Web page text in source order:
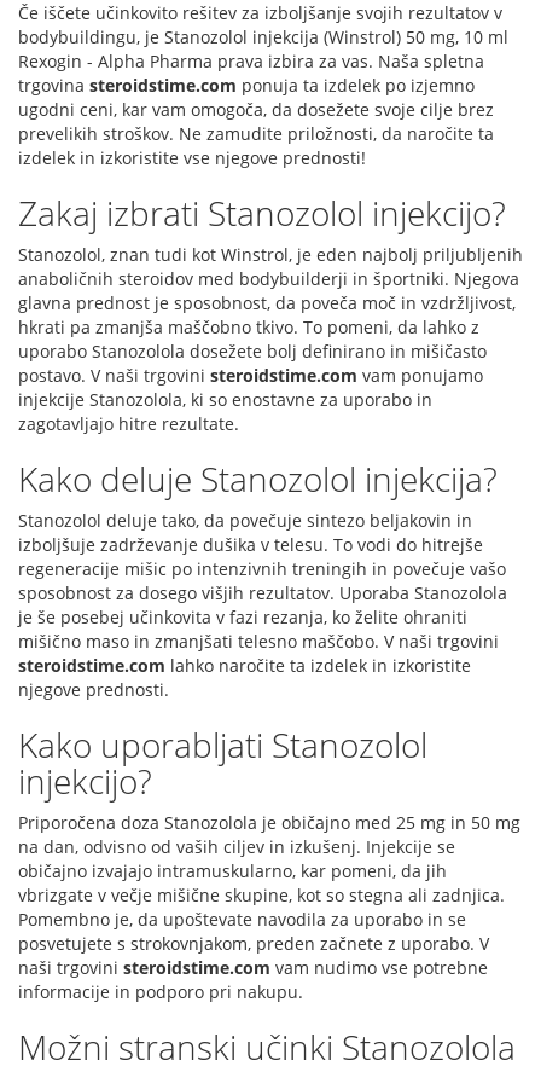
Če iščete učinkovito rešitev za izboljšanje svojih rezultatov v
bodybuildingu, je Stanozolol injekcija (Winstrol) 50 mg, 10 ml
Rexogin - Alpha Pharma prava izbira za vas. Naša spletna
trgovina steroidstime.com ponuja ta izdelek po izjemno
ugodni ceni, kar vam omogoča, da dosežete svoje cilje brez
prevelikih stroškov. Ne zamudite priložnosti, da naročite ta
izdelek in izkoristite vse njegove prednosti!
Zakaj izbrati Stanozolol injekcijo?
Stanozolol, znan tudi kot Winstrol, je eden najbolj priljubljenih
anaboličnih steroidov med bodybuilderji in športniki. Njegova
glavna prednost je sposobnost, da poveča moč in vzdržljivost,
hkrati pa zmanjša maščobno tkivo. To pomeni, da lahko z
uporabo Stanozolola dosežete bolj definirano in mišičasto
postavo. V naši trgovini steroidstime.com vam ponujamo
injekcije Stanozolola, ki so enostavne za uporabo in
zagotavljajo hitre rezultate.
Kako deluje Stanozolol injekcija?
Stanozolol deluje tako, da povečuje sintezo beljakovin in
izboljšuje zadrževanje dušika v telesu. To vodi do hitrejše
regeneracije mišic po intenzivnih treningih in povečuje vašo
sposobnost za dosego višjih rezultatov. Uporaba Stanozolola
je še posebej učinkovita v fazi rezanja, ko želite ohraniti
mišično maso in zmanjšati telesno maščobo. V naši trgovini
steroidstime.com lahko naročite ta izdelek in izkoristite
njegove prednosti.
Kako uporabljati Stanozolol
injekcijo?
Priporočena doza Stanozolola je običajno med 25 mg in 50 mg
na dan, odvisno od vaših ciljev in izkušenj. Injekcije se
običajno izvajajo intramuskularno, kar pomeni, da jih
vbrizgate v večje mišične skupine, kot so stegna ali zadnjica.
Pomembno je, da upoštevate navodila za uporabo in se
posvetujete s strokovnjakom, preden začnete z uporabo. V
naši trgovini steroidstime.com vam nudimo vse potrebne
informacije in podporo pri nakupu.
Možni stranski učinki Stanozolola